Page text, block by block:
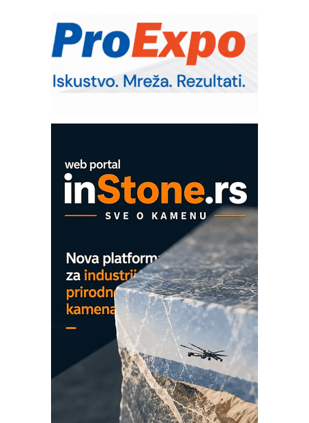
Sigurnije ispitivanje transformatora u
solarnim elektranama i vetroparkovima
Pranje točkova na gradilištu- standard
modernog i odgovornog građenja
Proizvodnja iC7 Hybrid 1500 VDC
EVOKS Maintenance Management
ROSA i SCHUNK podižu proizvodnju
na viši nivo
Detekcija različitih oblika